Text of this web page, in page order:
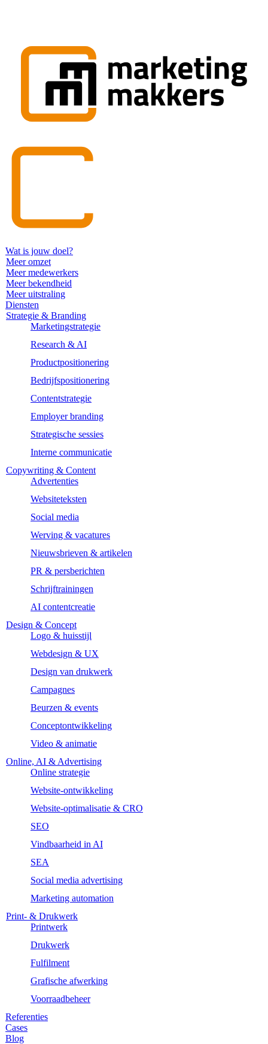
Wat is jouw doel?
Meer omzet
Meer medewerkers
Meer bekendheid
Meer uitstraling
Diensten
Strategie & Branding
Marketingstrategie
Research & AI
Productpositionering
Bedrijfspositionering
Contentstrategie
Employer branding
Strategische sessies
Interne communicatie
Copywriting & Content
Advertenties
Websiteteksten
Social media
Werving & vacatures
Nieuwsbrieven & artikelen
PR & persberichten
Schrijftrainingen
AI contentcreatie
Design & Concept
Logo & huisstijl
Webdesign & UX
Design van drukwerk
Campagnes
Beurzen & events
Conceptontwikkeling
Video & animatie
Online, AI & Advertising
Online strategie
Website-ontwikkeling
Website-optimalisatie & CRO
SEO
Vindbaarheid in AI
SEA
Social media advertising
Marketing automation
Print- & Drukwerk
Printwerk
Drukwerk
Fulfilment
Grafische afwerking
Voorraadbeheer
Referenties
Cases
Blog